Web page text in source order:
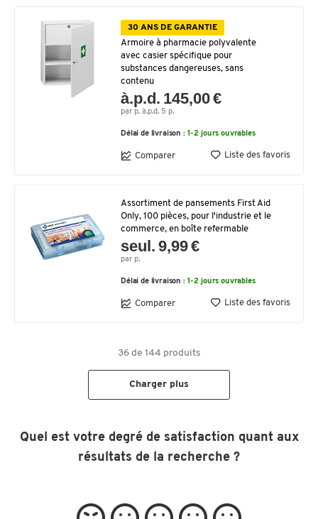
30 ANS DE GARANTIE
Armoire à pharmacie polyvalente
avec casier spécifique pour
substances dangereuses, sans
contenu
à.p.d. 145,00 €
par p. à.p.d. 5 p.
Délai de livraison : 1-2 jours ouvrables
Comparer Liste des favoris
Assortiment de pansements First Aid
Only, 100 pièces, pour l'industrie et le
commerce, en boîte refermable
seul. 9,99 €
par p.
Délai de livraison : 1-2 jours ouvrables
Comparer Liste des favoris
36de 144 produits
Charger plus
Quel est votre degré de satisfaction quant aux
résultats de la recherche ?